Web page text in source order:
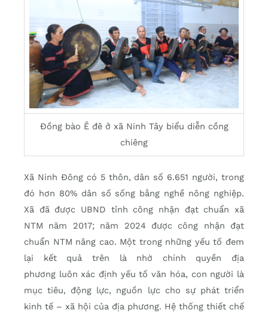
Đồng bào Ê đê ở xã Ninh Tây biểu diễn cồng
chiêng
Xã Ninh Đông có 5 thôn, dân số 6.651 người, trong
đó hơn 80% dân số sống bằng nghề nông nghiệp.
Xã đã được UBND tỉnh công nhận đạt chuẩn xã
NTM năm 2017; năm 2024 được công nhận đạt
chuẩn NTM nâng cao. Một trong những yếu tố đem
lại kết quả trên là nhờ chính quyền địa
phương luôn xác định yếu tố văn hóa, con người là
mục tiêu, động lực, nguồn lực cho sự phát triển
kinh tế – xã hội của địa phương. Hệ thống thiết chế